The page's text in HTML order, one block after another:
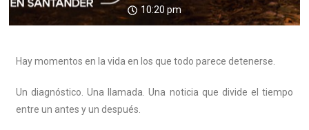
10:20 pm
Hay momentos en la vida en los que todo parece detenerse.
Un diagnóstico. Una llamada. Una noticia que divide el tiempo
entre un antes y un después.